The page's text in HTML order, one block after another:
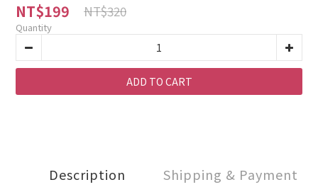
NT$199 NT$320
Quantity
ADD TO CART
Description Shipping & Payment